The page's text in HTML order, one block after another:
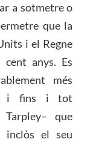
a sotmetre o
que la
i el Regne
anys. Es
més
i fins i tot
que
inclòs el seu